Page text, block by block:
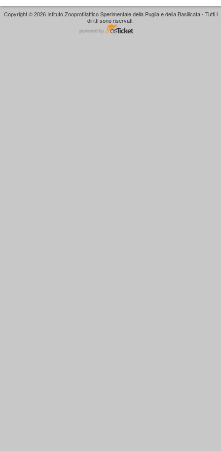
Copyright © 2026 Istituto Zooprofilattico Sperimentale della Puglia e della Basilicata - Tutti i
diritti sono riservati.